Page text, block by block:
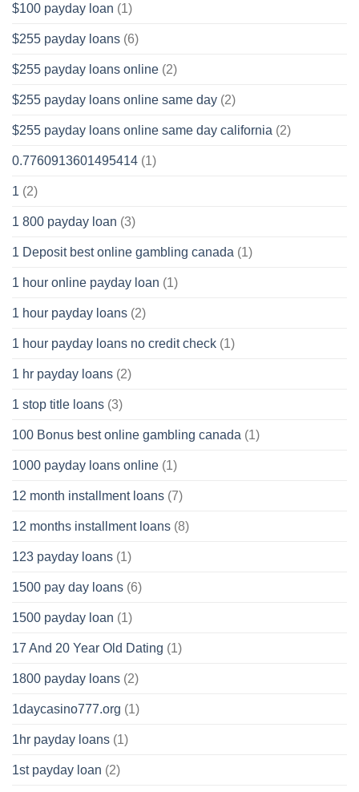
$100 payday loan (1)
$255 payday loans (6)
$255 payday loans online (2)
$255 payday loans online same day (2)
$255 payday loans online same day california (2)
0.7760913601495414 (1)
1 (2)
1 800 payday loan (3)
1 Deposit best online gambling canada (1)
1 hour online payday loan (1)
1 hour payday loans (2)
1 hour payday loans no credit check (1)
1 hr payday loans (2)
1 stop title loans (3)
100 Bonus best online gambling canada (1)
1000 payday loans online (1)
12 month installment loans (7)
12 months installment loans (8)
123 payday loans (1)
1500 pay day loans (6)
1500 payday loan (1)
17 And 20 Year Old Dating (1)
1800 payday loans (2)
1daycasino777.org (1)
1hr payday loans (1)
1st payday loan (2)